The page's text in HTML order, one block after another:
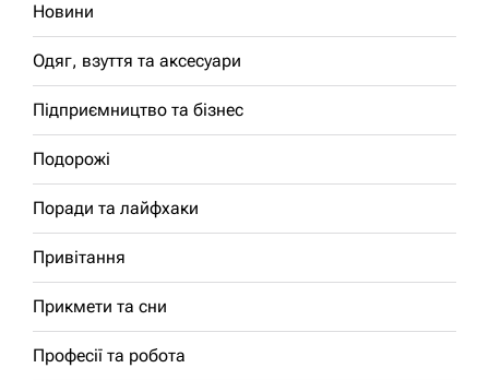
Новини
Одяг, взуття та аксесуари
Підприємництво та бізнес
Подорожі
Поради та лайфхаки
Привітання
Прикмети та сни
Професії та робота